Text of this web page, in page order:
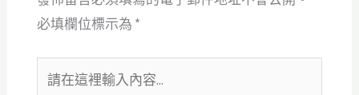
必填欄位標示為 *